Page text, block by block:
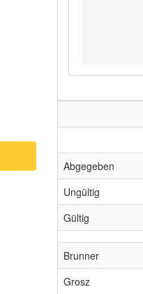
Abgegeben
Ungültig
Gültig
Brunner
Grosz